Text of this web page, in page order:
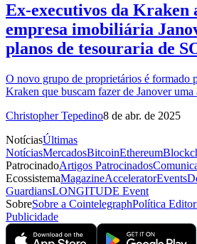
Ex-executivos da Kraken
empresa imobiliária
planos de tesouraria de
O novo grupo de proprietários é formado
Kraken que buscam fazer de Janover uma
Christopher Tepedino8 de abr. de 2025
NotíciasÚltimas
NotíciasMercadosBitcoinEthereum
PatrocinadoArtigos Patrocinados
EcossistemaMagazineAcceleratorEvents
GuardiansLONGITUDE Event
SobreSobre a CointelegraphPolítica
Publicidade